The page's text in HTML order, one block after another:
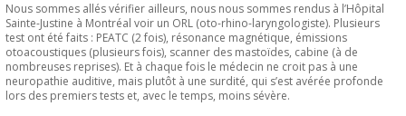
Nous sommes allés vérifier ailleurs, nous nous sommes rendus à l’Hôpital
Sainte-Justine à Montréal voir un ORL (oto-rhino-laryngologiste). Plusieurs
test ont été faits : PEATC (2 fois), résonance magnétique, émissions
otoacoustiques (plusieurs fois), scanner des mastoïdes, cabine (à de
nombreuses reprises). Et à chaque fois le médecin ne croit pas à une
neuropathie auditive, mais plutôt à une surdité, qui s’est avérée profonde
lors des premiers tests et, avec le temps, moins sévère.